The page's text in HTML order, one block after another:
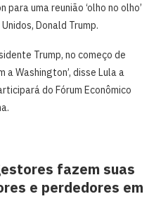
uma reunião ‘olho no olho’
Donald Trump.
Trump, no começo de
a Washington’, disse Lula a
‌do Fórum Econômico
fazem suas
e perdedores em